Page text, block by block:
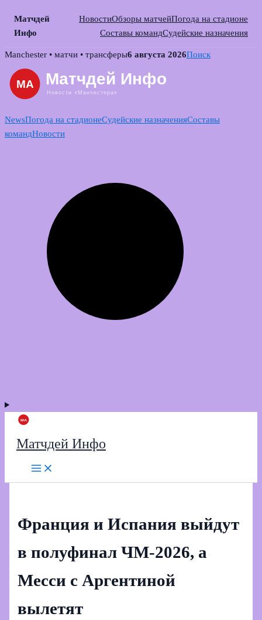
Матчдей
Инфо
НовостиОбзоры матчейПогода на стадионе
Составы командСудейские назначения
Skip
content
Manchester • матчи • трансферы6 августа 2026Поиск
NewsПогода на стадионеСудейские назначенияСоставы
командНовости
Матчдей Инфо
Франция и Испания выйдут
в полуфинал ЧМ‑2026, а
Месси с Аргентиной
вылетят